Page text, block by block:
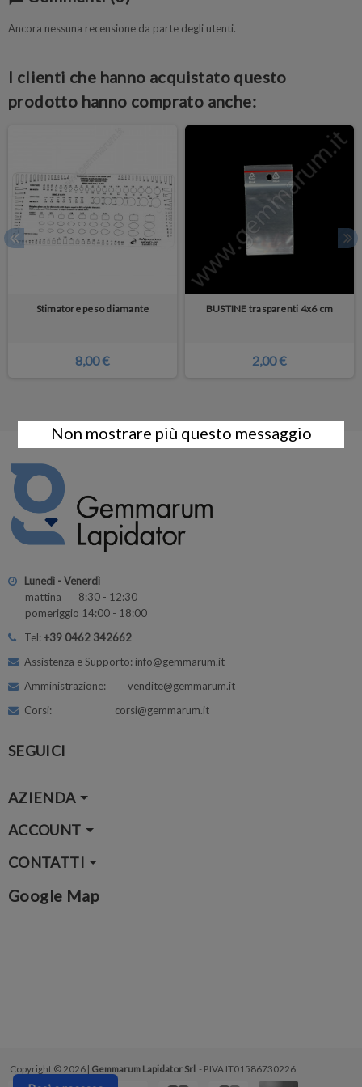
Ancora nessuna recensione da parte degli utenti.
I clienti che hanno acquistato questo
prodotto hanno comprato anche:
Stimatore peso diamante
8,00 €
BUSTINE trasparenti 4x6 cm
2,00 €
Lunedì - Venerdì
mattina 8:30 - 12:30
pomeriggio 14:00 - 18:00
Tel:+39 0462 342662
Assistenza e Supporto: info@gemmarum.it
Amministrazione: vendite@gemmarum.it
Corsi: corsi@gemmarum.it
SEGUICI
AZIENDA
ACCOUNT
CONTATTI
Google Map
Copyright © 2026 | Gemmarum Lapidator Srl - P.IVA IT01586730226
Non mostrare più questo messaggio